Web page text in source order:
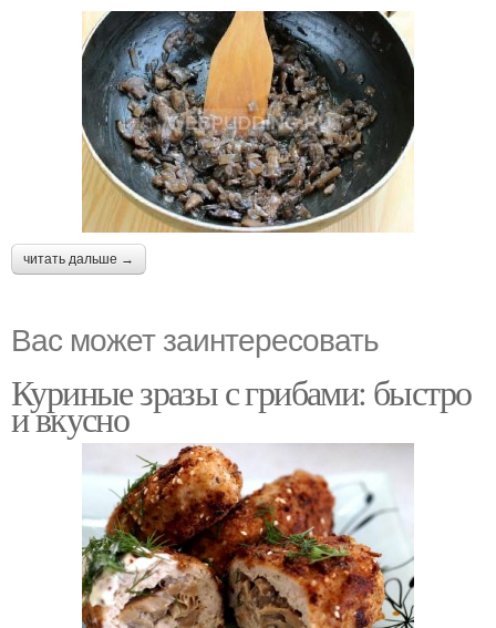
читать дальше →
Вас может заинтересовать
Куриные зразы с грибами: быстро
и вкусно